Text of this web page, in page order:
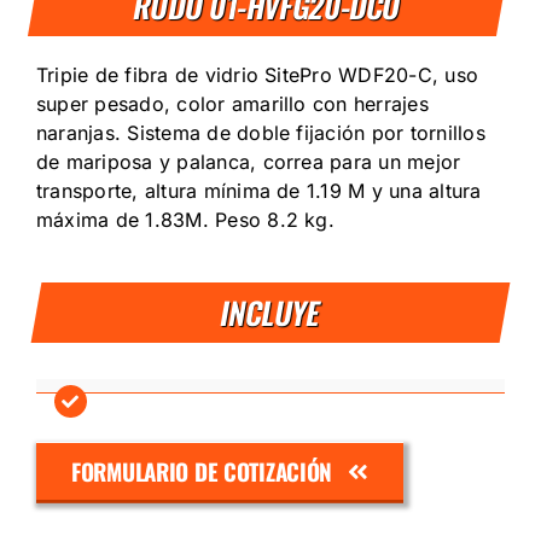
INCLUYE
Tripie de fibra de vidrio SitePro WDF20-C, uso
super pesado, color amarillo con herrajes
naranjas. Sistema de doble fijación por tornillos
de mariposa y palanca, correa para un mejor
transporte, altura mínima de 1.19 M y una altura
máxima de 1.83M. Peso 8.2 kg.
FORMULARIO DE COTIZACIÓN